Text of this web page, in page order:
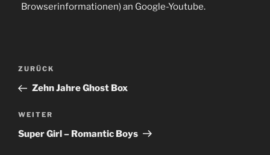
Browserinformationen) an Google-Youtube.
Beitragsnavigation
Vorheriger
Beitrag
ZURÜCK
Zehn Jahre Ghost Box
Nächster
Beitrag
WEITER
Super Girl – Romantic Boys